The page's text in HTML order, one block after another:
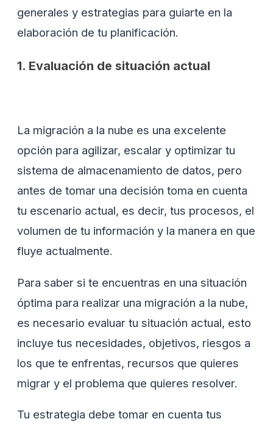
generales y estrategias para guiarte en la
elaboración de tu planificación.
1. Evaluación de situación actual
La migración a la nube es una excelente
opción para agilizar, escalar y optimizar tu
sistema de almacenamiento de datos, pero
antes de tomar una decisión toma en cuenta
tu escenario actual, es decir, tus procesos, el
volumen de tu información y la manera en que
fluye actualmente.
Para saber si te encuentras en una situación
óptima para realizar una migración a la nube,
es necesario evaluar tu situación actual, esto
incluye tus necesidades, objetivos, riesgos a
los que te enfrentas, recursos que quieres
migrar y el problema que quieres resolver.
Tu estrategia debe tomar en cuenta tus